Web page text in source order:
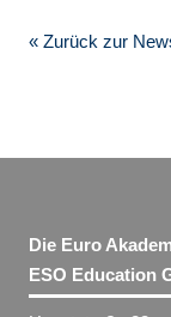
« Zurück zur
Die Euro
ESO Education